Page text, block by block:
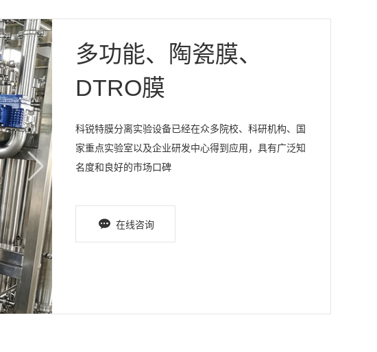
多功能、陶瓷膜、
DTRO膜
科锐特膜分离实验设备已经在众多院校、科研机构、国
家重点实验室以及企业研发中心得到应用，具有广泛知
名度和良好的市场口碑
在线咨询